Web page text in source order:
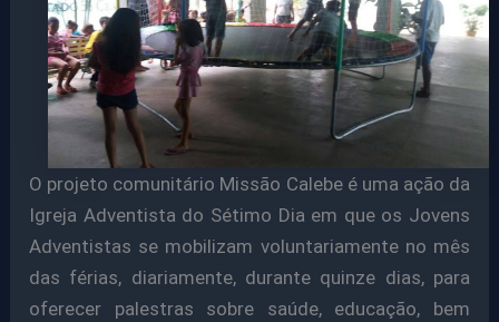
O projeto comunitário Missão Calebe é uma ação da
Igreja Adventista do Sétimo Dia em que os Jovens
Adventistas se mobilizam voluntariamente no mês
das férias, diariamente, durante quinze dias, para
oferecer palestras sobre saúde, educação, bem